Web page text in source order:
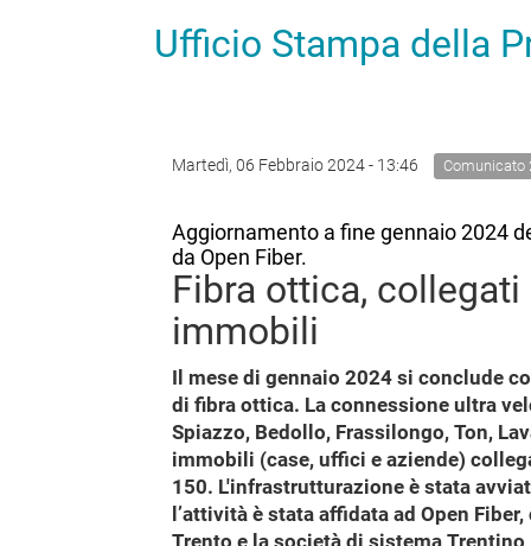
Ufficio Stampa della
Martedì, 06 Febbraio 2024 - 13:46 Comunicato
Aggiornamento a fine gennaio 2024
da Open Fiber.
Fibra ottica,
immobili
Il mese di gennaio 2024 si conclude
di fibra ottica. La connessione ultra
Spiazzo, Bedollo, Frassilongo, Ton,
immobili (case, uffici e aziende)
150. L'infrastrutturazione è stata
l’attività è stata affidata ad Open
Trento e la società di sistema